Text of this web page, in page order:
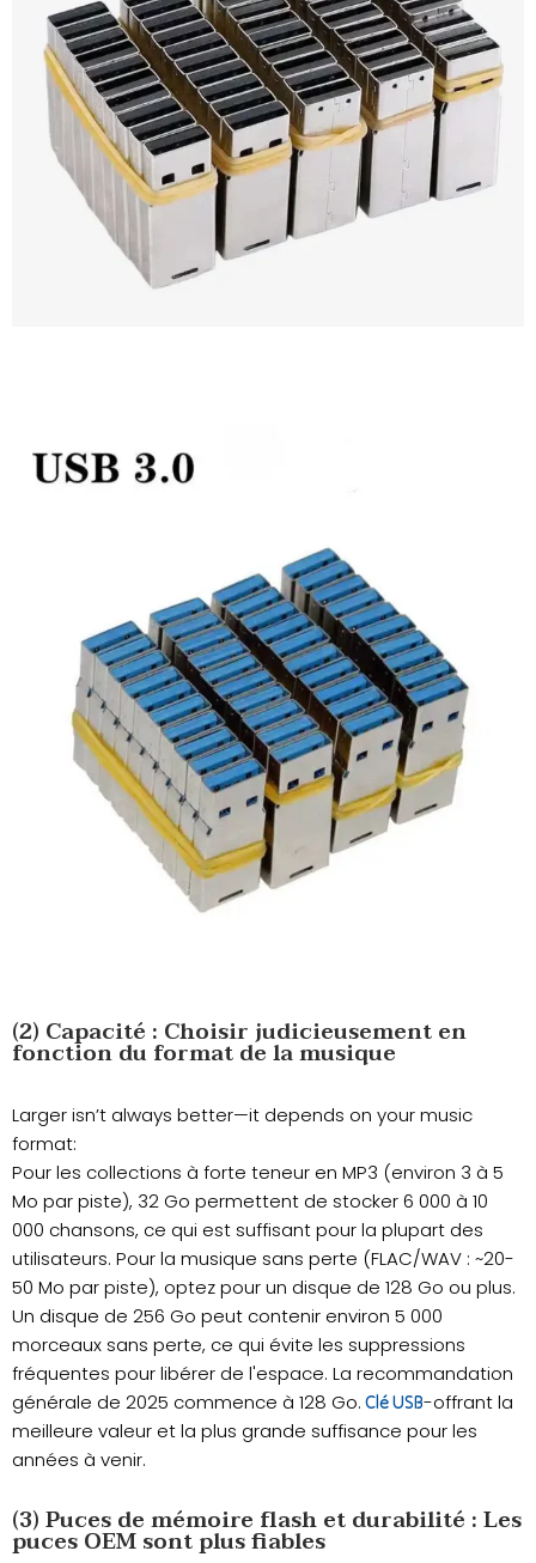
(2) Capacité : Choisir judicieusement en
fonction du format de la musique
Larger isn’t always better—it depends on your music
format:
Pour les collections à forte teneur en MP3 (environ 3 à 5
Mo par piste), 32 Go permettent de stocker 6 000 à 10
000 chansons, ce qui est suffisant pour la plupart des
utilisateurs. Pour la musique sans perte (FLAC/WAV : ~20-
50 Mo par piste), optez pour un disque de 128 Go ou plus.
Un disque de 256 Go peut contenir environ 5 000
morceaux sans perte, ce qui évite les suppressions
fréquentes pour libérer de l'espace. La recommandation
générale de 2025 commence à 128 Go. Clé USB-offrant la
meilleure valeur et la plus grande suffisance pour les
années à venir.
(3) Puces de mémoire flash et durabilité : Les
puces OEM sont plus fiables